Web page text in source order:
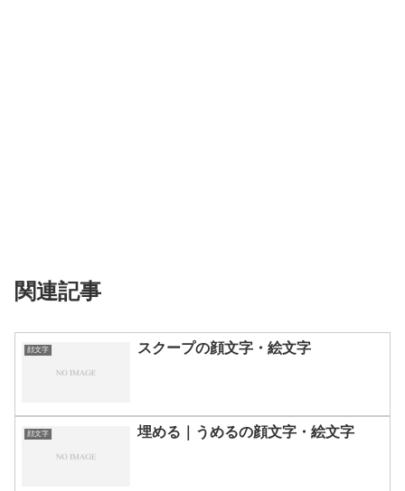
関連記事
顔文字 スクープの顔文字・絵文字
顔文字 埋める｜うめるの顔文字・絵文字